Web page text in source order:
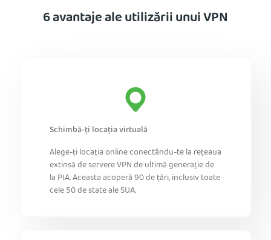
6 avantaje ale utilizării unui VPN
Schimbă-ți locația virtuală
Alege-ți locația online conectându-te la rețeaua
extinsă de servere VPN de ultimă generație de
la PIA. Aceasta acoperă 90 de țări, inclusiv toate
cele 50 de state ale SUA.